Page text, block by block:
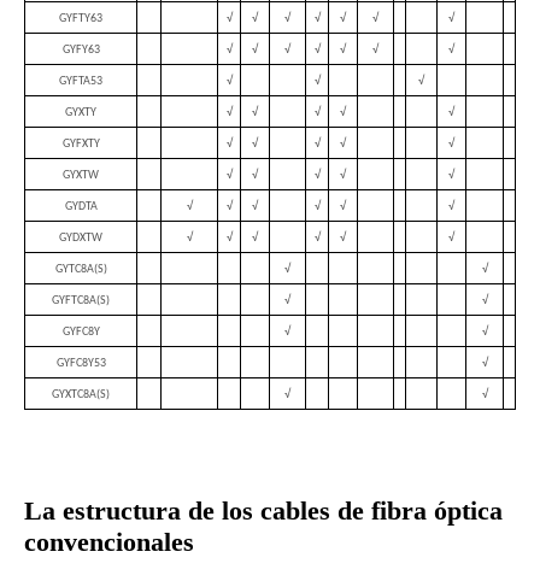
GYFTY63 √ √ √ √ √ √ √
GYFY63 √ √ √ √ √ √ √
GYFTA53 √ √ √
GYXTY √ √ √ √ √
GYFXTY √ √ √ √ √
GYXTW √ √ √ √ √
GYDTA √ √ √ √ √ √
GYDXTW √ √ √ √ √ √
GYTC8A(S) √ √
GYFTC8A(S) √ √
GYFC8Y √ √
GYFC8Y53 √
GYXTC8A(S) √ √
La estructura de los cables de fibra óptica
convencionales